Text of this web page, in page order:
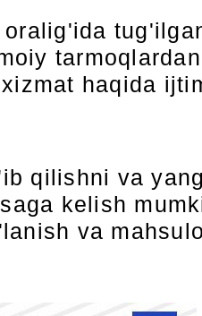
haqida
qilishni va
kelish
va